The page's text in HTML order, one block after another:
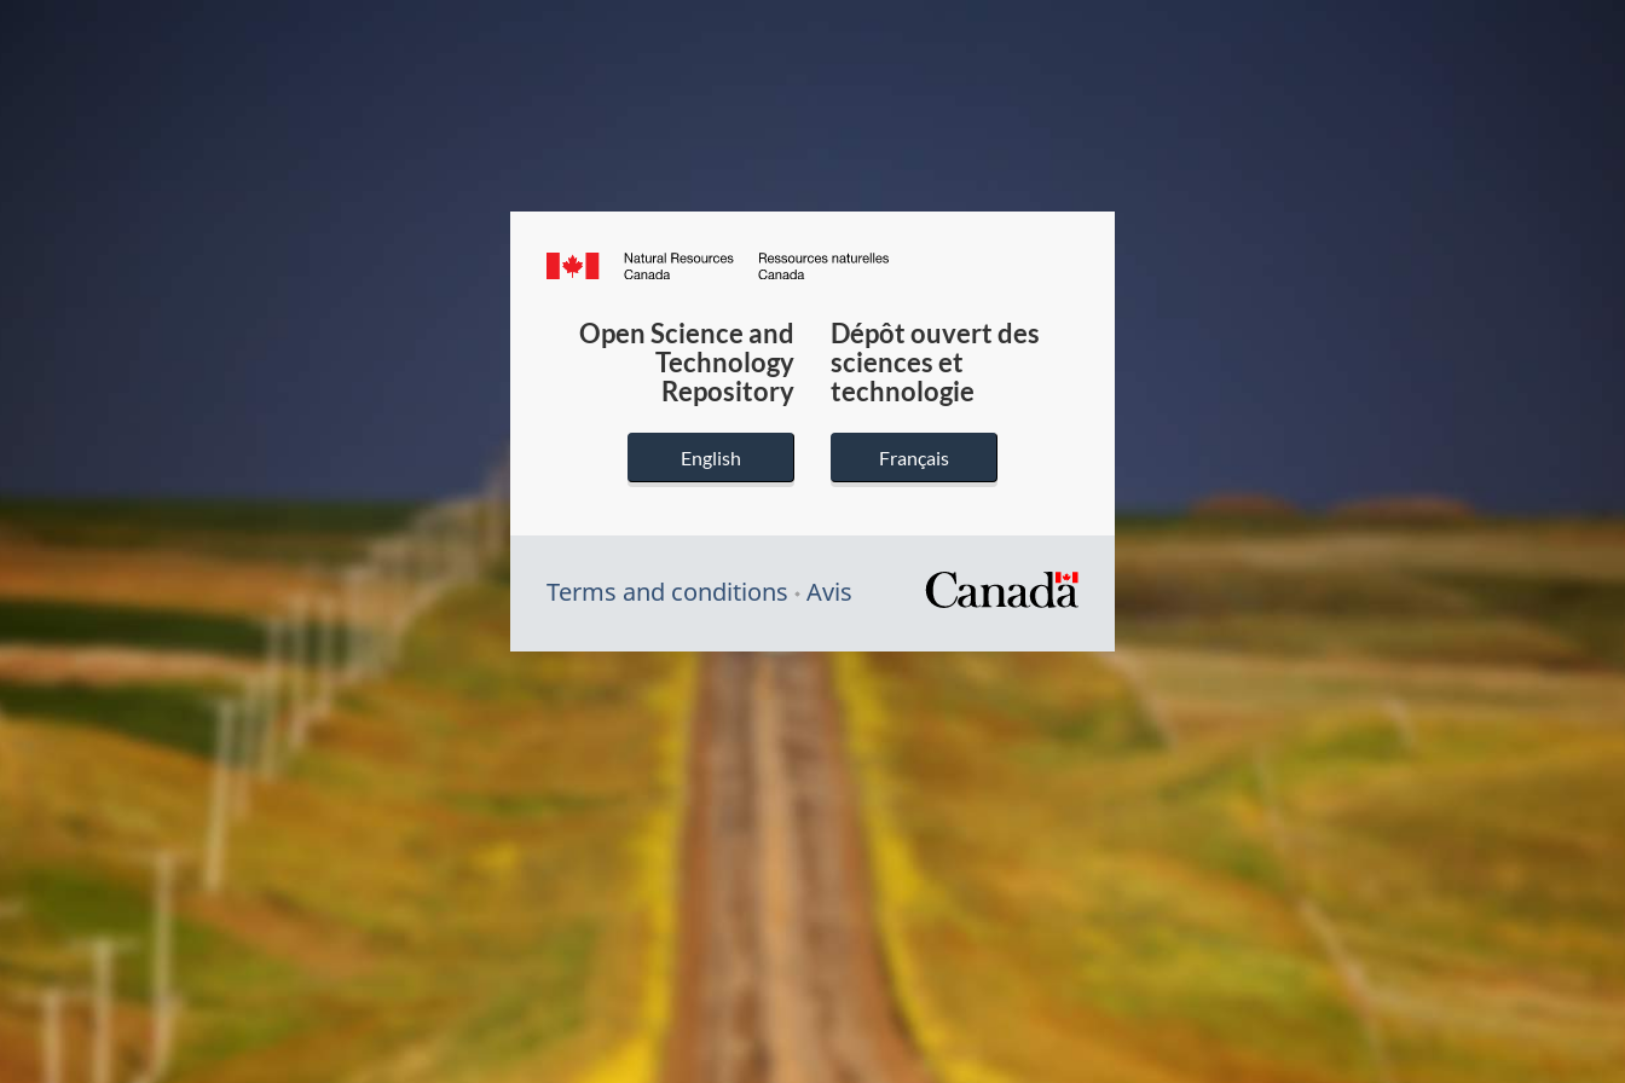
Canada.ca
du
Canada
Open Science and
Technology
Repository
English
Dépôt ouvert des
sciences et
technologie
Français
Terms and conditions Avis
/
Symbole
du
gouvernement
du